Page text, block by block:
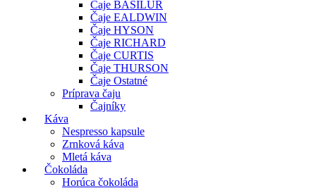
Čaje BASILUR
Čaje EALDWIN
Čaje HYSON
Čaje RICHARD
Čaje CURTIS
Čaje THURSON
Čaje Ostatné
Príprava čaju
Čajníky
Káva
Nespresso kapsule
Zrnková káva
Mletá káva
Čokoláda
Horúca čokoláda